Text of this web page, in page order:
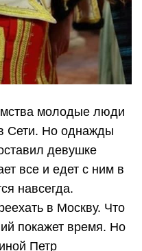
молодые люди
Сети. Но однажды
девушке
все и едет с ним в
навсегда.
в Москву. Что
покажет время. Но
Петр